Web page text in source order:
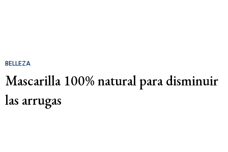
BELLEZA
Mascarilla 100% natural para disminuir
las arrugas